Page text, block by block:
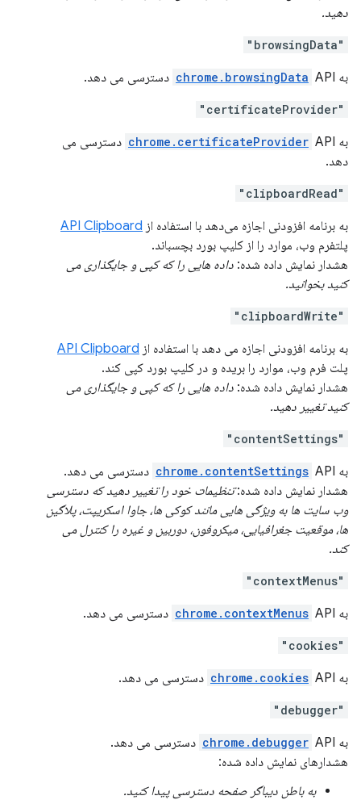
دهید.
"browsingData"
به chrome.browsingData API دسترسی می دهد.
"certificateProvider"
به chrome.certificateProvider API دسترسی می
دهد.
"clipboardRead"
به برنامه افزودنی اجازه می‌دهد با استفاده از API Clipboard
پلتفرم وب، موارد را از کلیپ بورد بچسباند.
هشدار نمایش داده شده: داده هایی را که کپی و جایگذاری می
کنید بخوانید.
"clipboardWrite"
به برنامه افزودنی اجازه می دهد با استفاده از API Clipboard
پلت فرم وب، موارد را بریده و در کلیپ بورد کپی کند.
هشدار نمایش داده شده: داده هایی را که کپی و جایگذاری می
کنید تغییر دهید.
"contentSettings"
به chrome.contentSettings API دسترسی می دهد.
هشدار نمایش داده شده:تنظیمات خود را تغییر دهید که دسترسی
وب سایت ها به ویژگی هایی مانند کوکی ها، جاوا اسکریپت، پلاگین
ها، موقعیت جغرافیایی، میکروفون، دوربین و غیره را کنترل می
کند.
"contextMenus"
به chrome.contextMenus API دسترسی می دهد.
"cookies"
به chrome.cookies API دسترسی می دهد.
"debugger"
به chrome.debugger API دسترسی می دهد.
هشدارهای نمایش داده شده:
به باطن دیباگر صفحه دسترسی پیدا کنید.